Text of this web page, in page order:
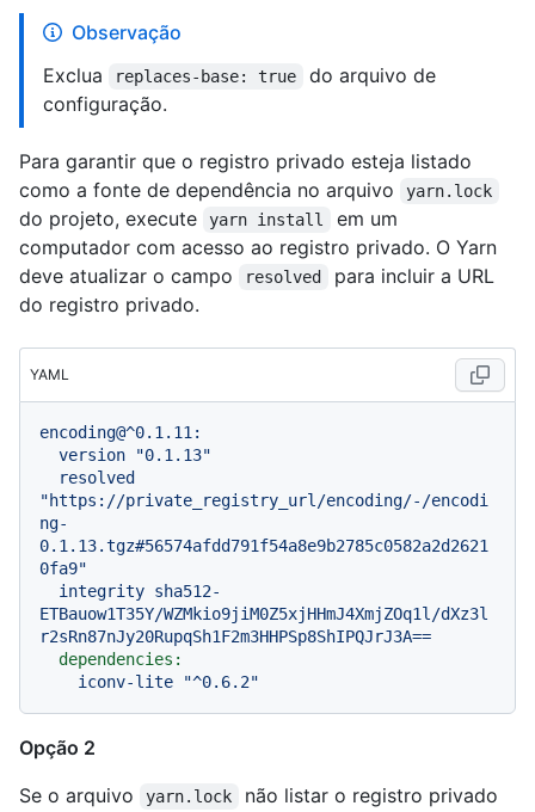
Observação
Exclua
replaces-base: true
do arquivo de
configuração.
Para garantir que o registro privado esteja listado
como a fonte de dependência no arquivo
yarn.lock
do projeto, execute yarn install
em um
computador com acesso ao registro privado. O Yarn
deve atualizar o campo
resolved
para incluir a URL
do registro privado.
YAML
encoding@^0.1.11:
version
"0.1.13"
resolved
"https://private_registry_url/encoding/-/encodi
ng-
0.1.13.tgz#56574afdd791f54a8e9b2785c0582a2d2621
0fa9"
integrity sha512-
ETBauow1T35Y/WZMkio9jiM0Z5xjHHmJ4XmjZOq1l/dXz3l
r2sRn87nJy20RupqSh1F2m3HHPSp8ShIPQJrJ3A==
dependencies:
iconv-lite
"^0.6.2"
Opção 2
Se o arquivo
yarn.lock
não listar o registro privado